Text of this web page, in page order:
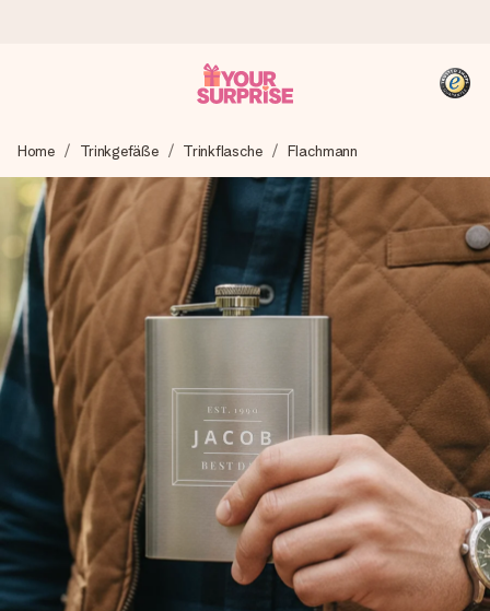
Wir bereiten dein Geschenk sorgfältig vor und schicken es
blitzschnell – damit du es genau zum richtigen Zeitpunkt
überreichen kannst, wenn es am meisten zählt.
4,8 (basierend auf +15.000 Bewertungen)
Unsere Geschenke begeistern. Kunden bewerten uns mit
4,8 bei Google Reviews (Gesamtergebnis aller Länder, in
die wir versenden).
+49 39292 929695
Montag - Freitag : 8:30 - 17:00 Uhr
Samstag - Sonntag : 8:30 - 13:00 Uhr
Home Trinkgefäße Trinkflasche Flachmann